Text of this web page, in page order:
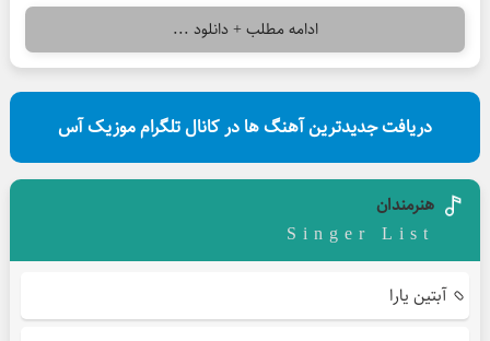
ادامه مطلب + دانلود ...
دریافت جدیدترین آهنگ ها در کانال تلگرام موزیک آس
هنرمندان
Singer List
آبتین یارا